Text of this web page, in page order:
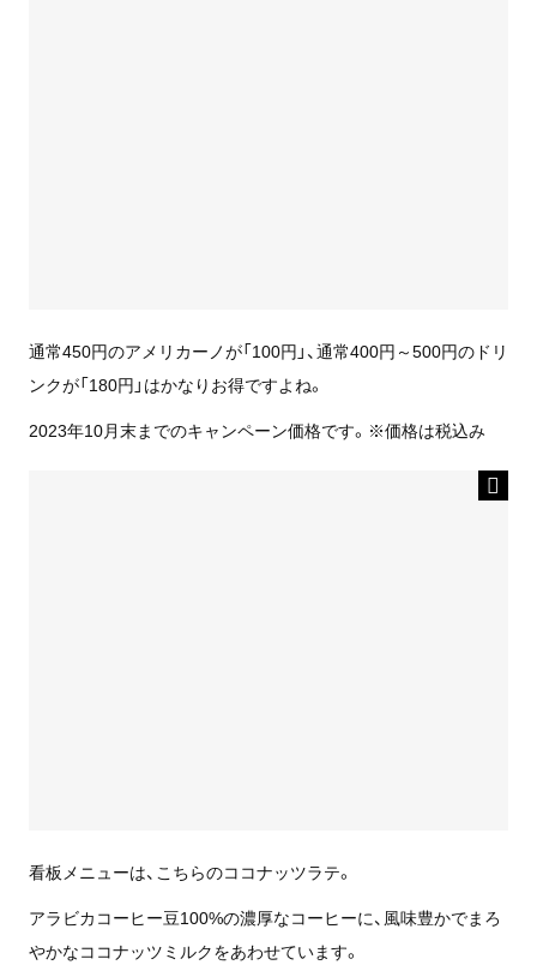
通常450円のアメリカーノが「100円」、通常400円～500円のドリ
ンクが「180円」はかなりお得ですよね。
2023年10月末までのキャンペーン価格です。※価格は税込み
看板メニューは、こちらのココナッツラテ。
アラビカコーヒー豆100%の濃厚なコーヒーに、風味豊かでまろ
やかなココナッツミルクをあわせています。